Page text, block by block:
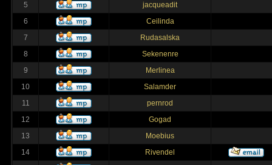
5
jacqueadit
6
Ceilinda
7
Rudasalska
8
Sekenenre
9
Merlinea
10
Salamder
11
pernrod
12
Gogad
13
Moebius
14
Rivendel